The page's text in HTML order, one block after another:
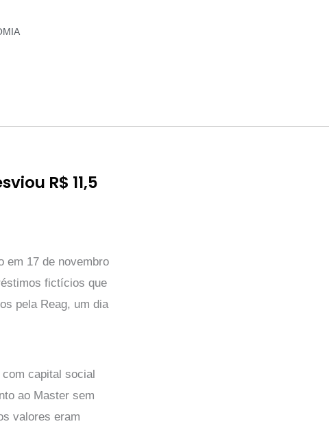
R$ 11,5
17 de novembro
fictícios que
pela Reag, um dia
capital social
ao Master sem
valores eram